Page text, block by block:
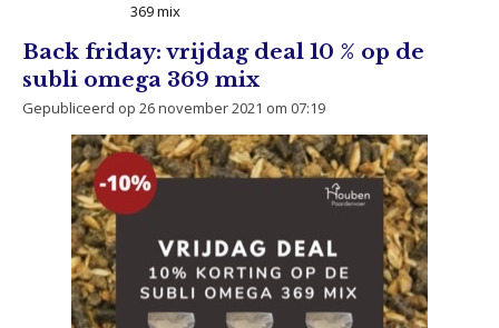
369 mix
Back friday: vrijdag deal 10 % op de
subli omega 369 mix
Gepubliceerd op 26 november 2021 om 07:19